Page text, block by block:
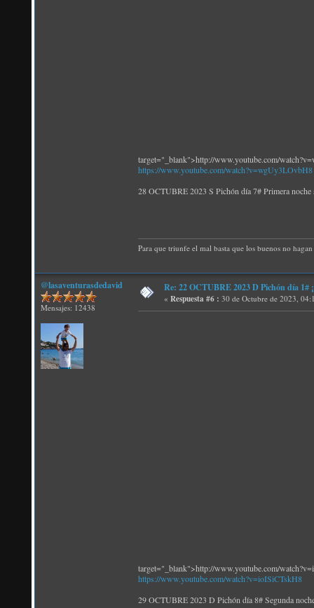
target="_blank">http://www.youtube.com/
https://www.youtube.com/watch?v=wgUy3LOvbH8
28 OCTUBRE 2023 S Pichón día 7# Primera
Para que triunfe el mal basta que los buenos no
@lasaventurasdedavid
Mensajes: 12438
Re: 22 OCTUBRE 2023 D Pichón día
« Respuesta #6 : 30 de Octubre de 2023,
target="_blank">http://www.youtube.com/
https://www.youtube.com/watch?v=ioISiCTskH8
29 OCTUBRE 2023 D Pichón día 8# Segunda